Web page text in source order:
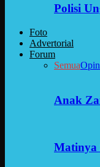
Polisi
Foto
Advertorial
Forum
Semua
Anak
Matinya